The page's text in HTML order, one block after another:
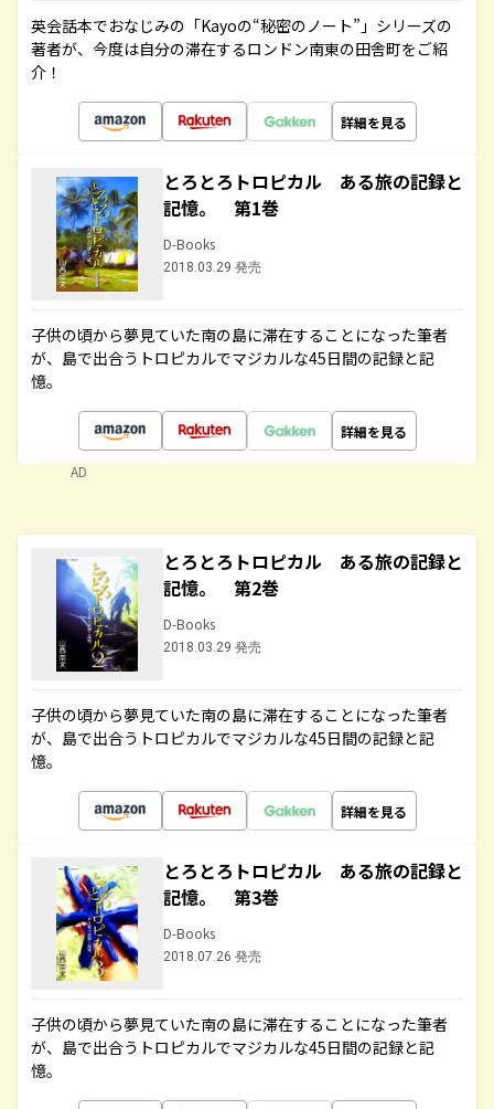
英会話本でおなじみの「Kayoの“秘密のノート”」シリーズの
著者が、今度は自分の滞在するロンドン南東の田舎町をご紹
介！
詳細を見る
とろとろトロピカル ある旅の記録と
記憶。 第1巻
D-Books
2018.03.29 発売
子供の頃から夢見ていた南の島に滞在することになった筆者
が、島で出合うトロピカルでマジカルな45日間の記録と記
憶。
詳細を見る
AD
とろとろトロピカル ある旅の記録と
記憶。 第2巻
D-Books
2018.03.29 発売
子供の頃から夢見ていた南の島に滞在することになった筆者
が、島で出合うトロピカルでマジカルな45日間の記録と記
憶。
詳細を見る
とろとろトロピカル ある旅の記録と
記憶。 第3巻
D-Books
2018.07.26 発売
子供の頃から夢見ていた南の島に滞在することになった筆者
が、島で出合うトロピカルでマジカルな45日間の記録と記
憶。